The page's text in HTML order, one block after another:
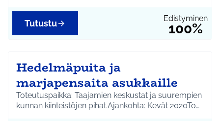
Edistyminen
100%
Tutustu
Hedelmäpuita ja
marjapensaita asukkaille
Toteutuspaikka: Taajamien keskustat ja suurempien
kunnan kiinteistöjen pihat.Ajankohta: Kevät 2020To…